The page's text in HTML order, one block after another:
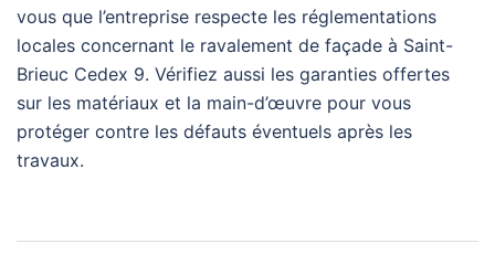
vous que l’entreprise respecte les réglementations
locales concernant le ravalement de façade à Saint-
Brieuc Cedex 9. Vérifiez aussi les garanties offertes
sur les matériaux et la main-d’œuvre pour vous
protéger contre les défauts éventuels après les
travaux.